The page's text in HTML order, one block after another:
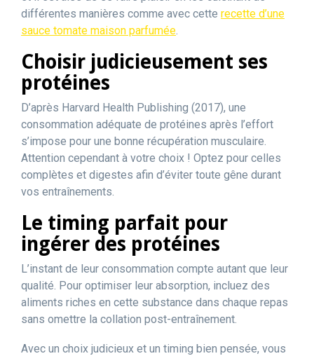
différentes manières comme avec cette recette d’une
sauce tomate maison parfumée.
Choisir judicieusement ses
protéines
D’après Harvard Health Publishing (2017), une
consommation adéquate de protéines après l’effort
s’impose pour une bonne récupération musculaire.
Attention cependant à votre choix ! Optez pour celles
complètes et digestes afin d’éviter toute gêne durant
vos entraînements.
Le timing parfait pour
ingérer des protéines
L’instant de leur consommation compte autant que leur
qualité. Pour optimiser leur absorption, incluez des
aliments riches en cette substance dans chaque repas
sans omettre la collation post-entraînement.
Avec un choix judicieux et un timing bien pensée, vous